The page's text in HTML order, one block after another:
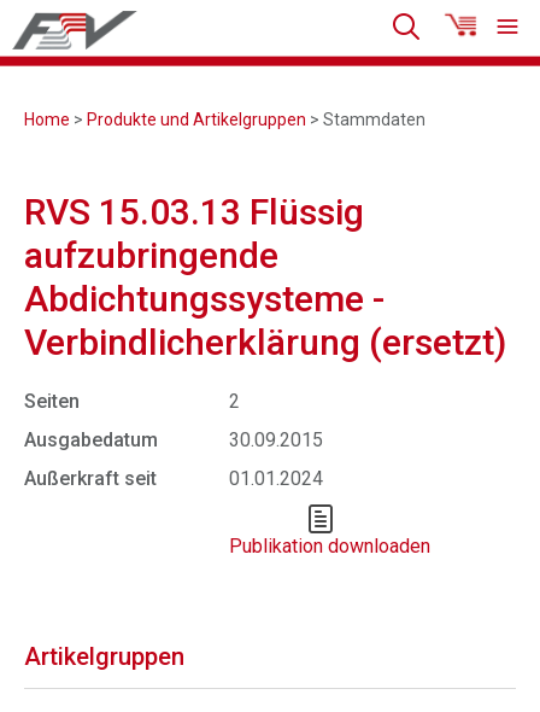
Home > Produkte und Artikelgruppen > Stammdaten
RVS 15.03.13 Flüssig
aufzubringende
Abdichtungssysteme -
Verbindlicherklärung (ersetzt)
Seiten
2
Ausgabedatum
30.09.2015
Außerkraft seit
01.01.2024
Publikation downloaden
Artikelgruppen